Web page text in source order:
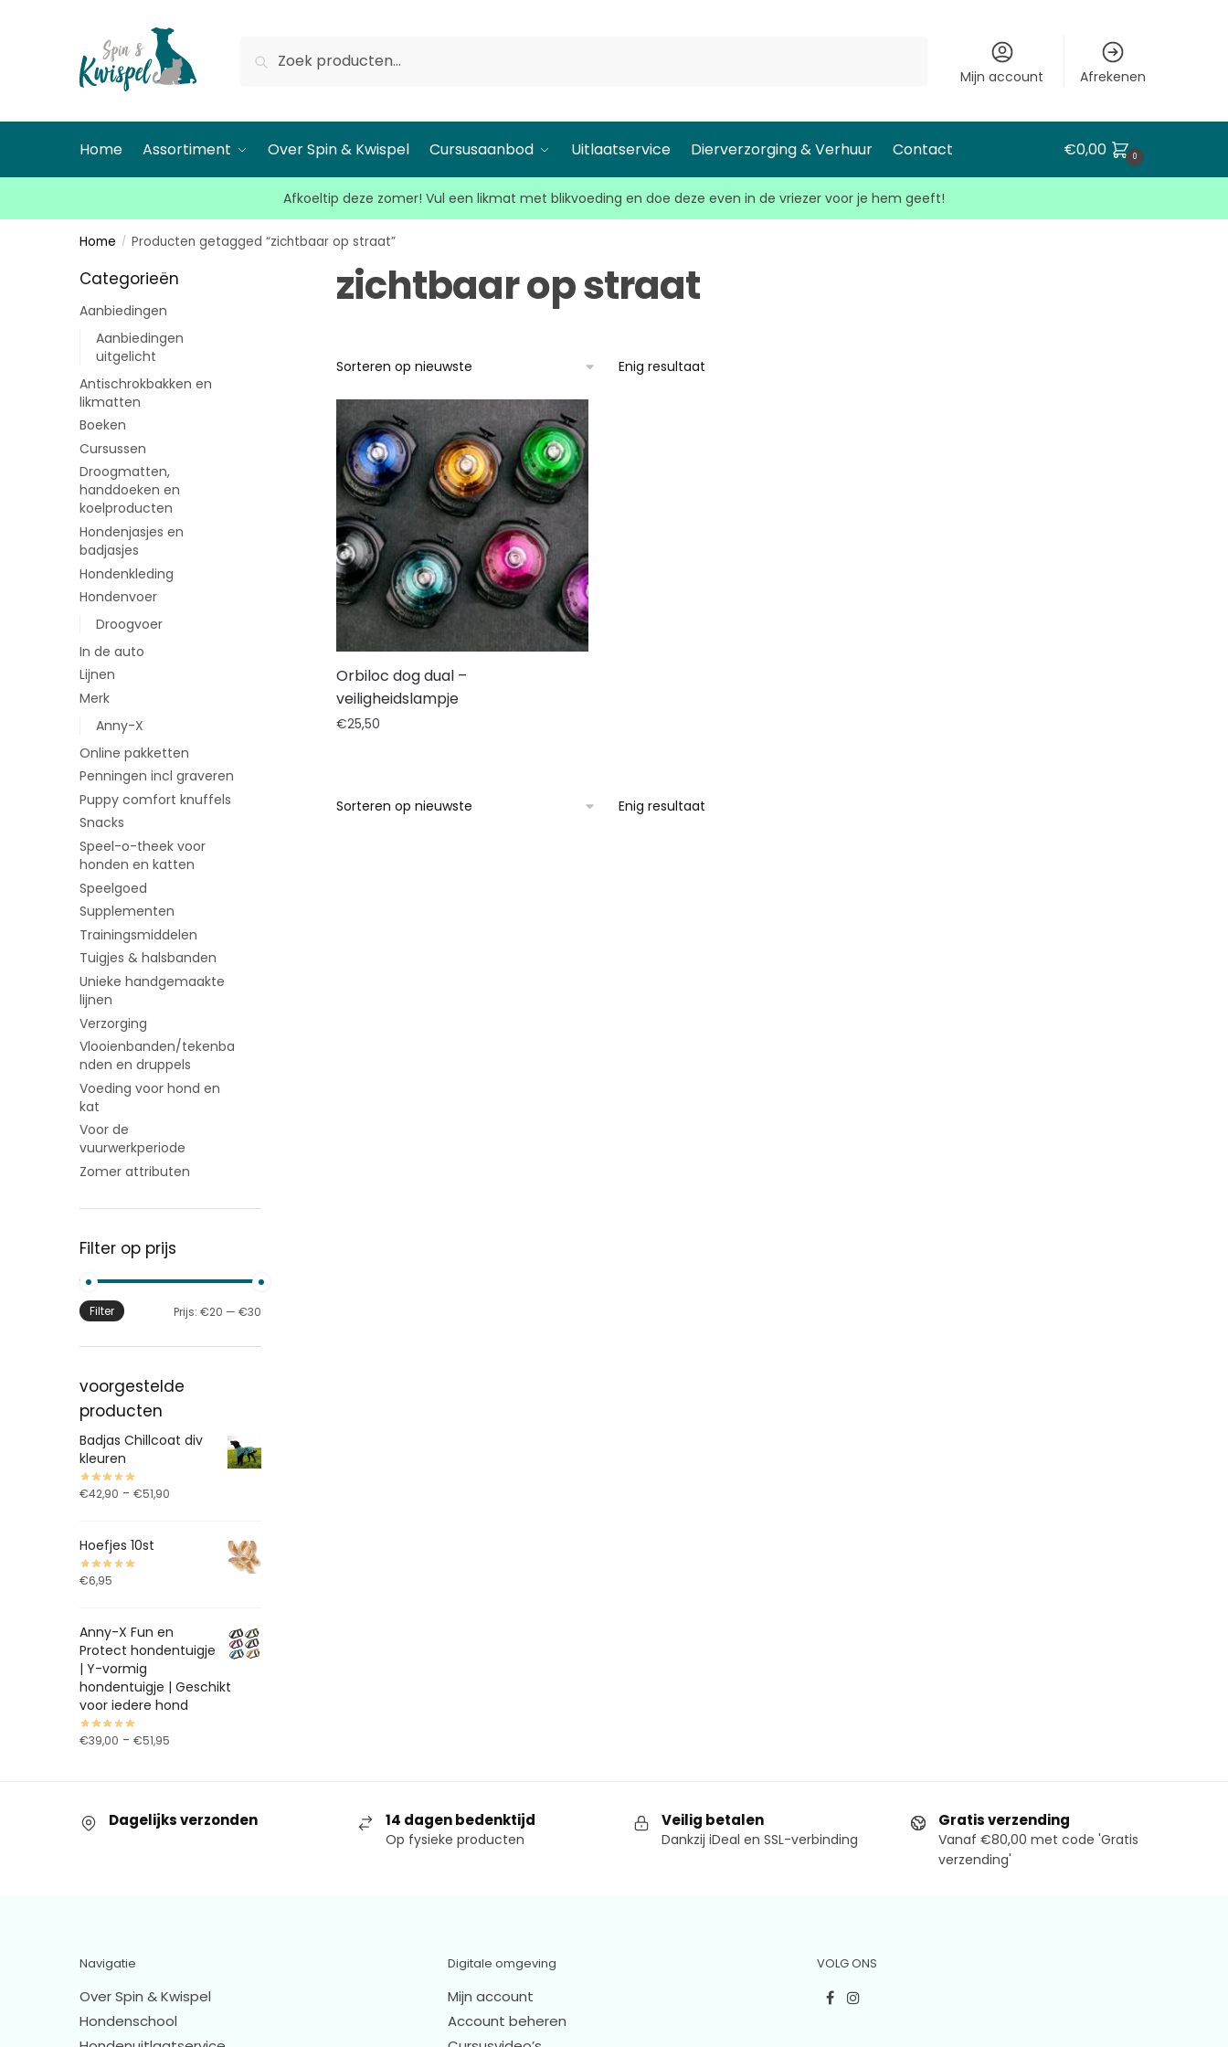
Mijn account Afrekenen
Home Assortiment Over Spin & Kwispel Cursusaanbod Uitlaatservice Dierverzorging & Verhuur Contact €0,00 0
Afkoeltip deze zomer! Vul een likmat met blikvoeding en doe deze even in de vriezer voor je hem geeft!
Home / Producten getagged “zichtbaar op straat”
zichtbaar op straat
Enig resultaat
Orbiloc dog dual –
veiligheidslampje
€25,50
Enig resultaat
Categorieën
Aanbiedingen
Aanbiedingen
uitgelicht
Antischrokbakken en
likmatten
Boeken
Cursussen
Droogmatten,
handdoeken en
koelproducten
Hondenjasjes en
badjasjes
Hondenkleding
Hondenvoer
Droogvoer
In de auto
Lijnen
Merk
Anny-X
Online pakketten
Penningen incl graveren
Puppy comfort knuffels
Snacks
Speel-o-theek voor
honden en katten
Speelgoed
Supplementen
Trainingsmiddelen
Tuigjes & halsbanden
Unieke handgemaakte
lijnen
Verzorging
Vlooienbanden/tekenba
nden en druppels
Voeding voor hond en
kat
Voor de
vuurwerkperiode
Zomer attributen
Filter op prijs
Filter Prijs: €20 — €30
voorgestelde
producten
Badjas Chillcoat div
kleuren
€42,90 - €51,90
Hoefjes 10st
€6,95
Anny-X Fun en
Protect hondentuigje
| Y-vormig
hondentuigje | Geschikt
voor iedere hond
€39,00 - €51,95
Dagelijks verzonden 14 dagen bedenktijd
Op fysieke producten
Veilig betalen
Dankzij iDeal en SSL-verbinding
Gratis verzending
Vanaf €80,00 met code 'Gratis
verzending'
Navigatie
Over Spin & Kwispel
Hondenschool
Digitale omgeving
Mijn account
Account beheren
VOLG ONS